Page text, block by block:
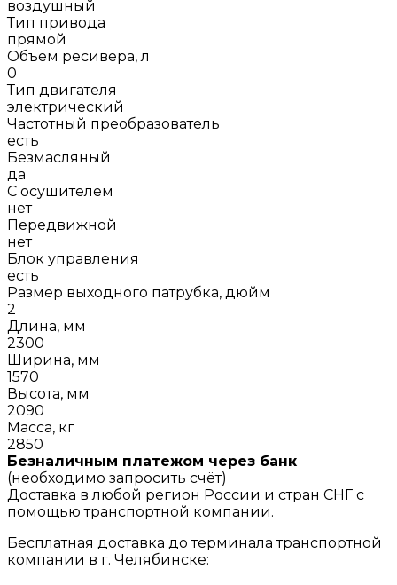
воздушный
Тип привода
прямой
Объём ресивера, л
0
Тип двигателя
электрический
Частотный преобразователь
есть
Безмасляный
да
С осушителем
нет
Передвижной
нет
Блок управления
есть
Размер выходного патрубка, дюйм
2
Длина, мм
2300
Ширина, мм
1570
Высота, мм
2090
Масса, кг
2850
Безналичным платежом через банк
(необходимо запросить счёт)
Доставка в любой регион России и стран СНГ с
помощью транспортной компании.
Бесплатная доставка до терминала транспортной
компании в г. Челябинске: